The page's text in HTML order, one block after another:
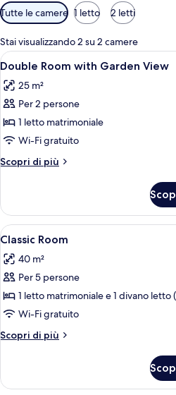
Filtri
disponibili
per
le
camere
Tutte le camere 1 letto 2 letti
Stai visualizzando 2 su 2 camere
Apri
tutte
le
foto
per
Double
Room
with
View
8
Double Room with Garden View
25 m²
Per 2 persone
1 letto matrimoniale
Wi-Fi gratuito
Scopri di più
Altri
Room
with
Garden
Apri
tutte
le
foto
per
Classic
Room
10
Classic Room
40 m²
Per 5 persone
1 letto matrimoniale e 1 divano letto
Wi-Fi gratuito
Scopri di più
Altri
Room